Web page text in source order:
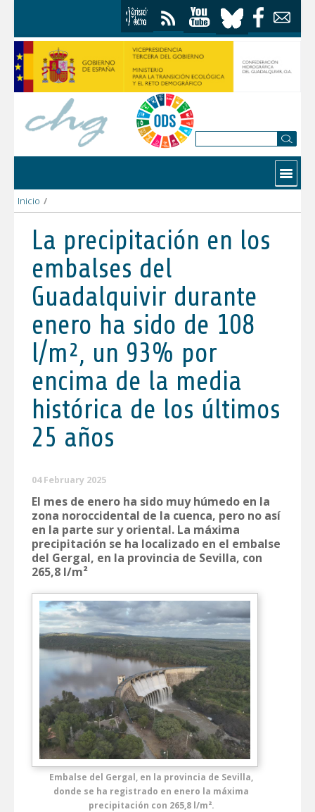
Contactar
Inicio /
La precipitación en los
embalses del
Guadalquivir durante
enero ha sido de 108
l/m², un 93% por
encima de la media
histórica de los últimos
25 años
04 February 2025
El mes de enero ha sido muy húmedo en la
zona noroccidental de la cuenca, pero no así
en la parte sur y oriental. La máxima
precipitación se ha localizado en el embalse
del Gergal, en la provincia de Sevilla, con
265,8 l/m²
Embalse del Gergal, en la provincia de Sevilla,
donde se ha registrado en enero la máxima
precipitación con 265,8 l/m².